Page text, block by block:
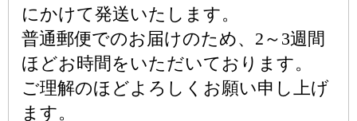
にかけて発送いたします。
普通郵便でのお届けのため、2～3週間
ほどお時間をいただいております。
ご理解のほどよろしくお願い申し上げ
ます。